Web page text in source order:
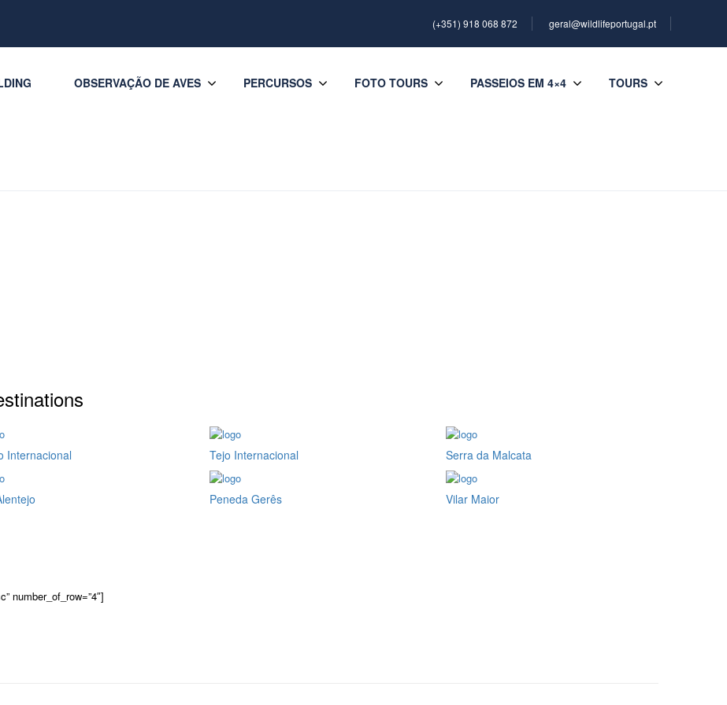
(+351) 918 068 872 geral@wildlifeportugal.pt
OBSERVAÇÃO DE AVES PERCURSOS FOTO TOURS PASSEIOS EM 4×4 TOURS
Internacional Tejo Internacional Serra da Malcata
Peneda Gerês Vilar Maior
number_of_row=”4″]